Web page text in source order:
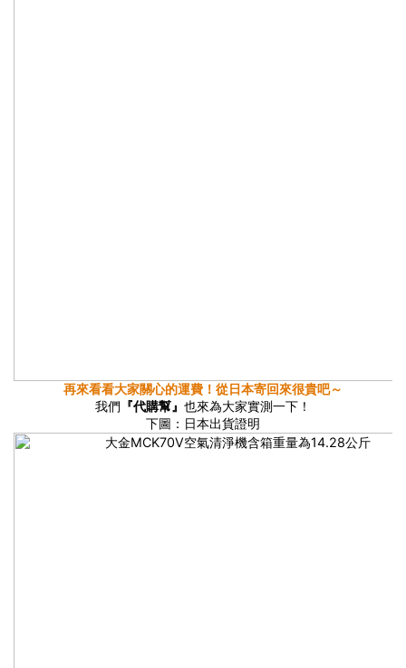
再來看看大家關心的運費！從日本寄回來很貴吧～
我們 『代購幫』 也來為大家實測一下！
下圖：日本出貨證明